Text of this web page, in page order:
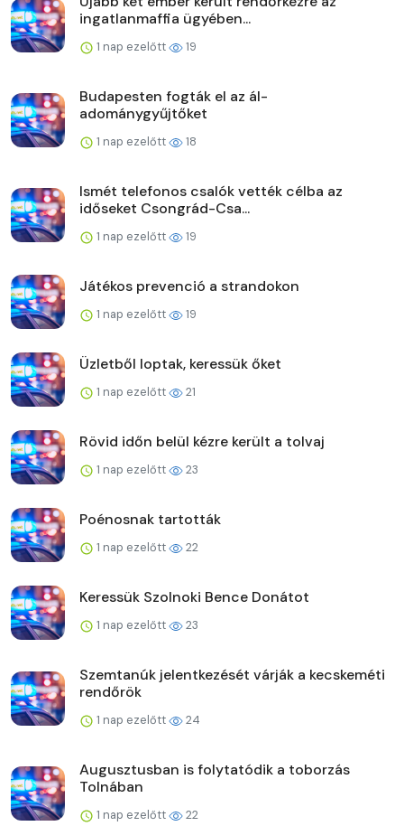
ingatlanmaffia ügyében...
1 nap ezelőtt 19
Budapesten fogták el az ál-
adománygyűjtőket
1 nap ezelőtt 18
Ismét telefonos csalók vették célba az
időseket Csongrád-Csa...
1 nap ezelőtt 19
Játékos prevenció a strandokon
1 nap ezelőtt 19
Üzletből loptak, keressük őket
1 nap ezelőtt 21
Rövid időn belül kézre került a tolvaj
1 nap ezelőtt 23
Poénosnak tartották
1 nap ezelőtt 22
Keressük Szolnoki Bence Donátot
1 nap ezelőtt 23
Szemtanúk jelentkezését várják a kecskeméti
rendőrök
1 nap ezelőtt 24
Augusztusban is folytatódik a toborzás
Tolnában
1 nap ezelőtt 22